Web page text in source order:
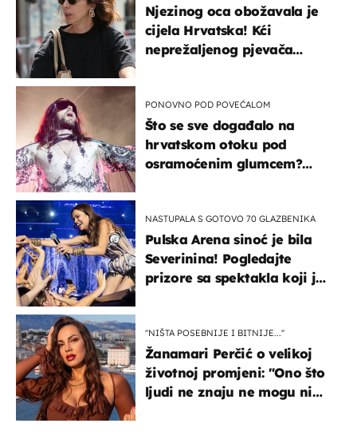
Njezinog oca obožavala je
cijela Hrvatska! Kći
neprežaljenog pjevača
PONOVNO POD POVEĆALOM
Što se sve događalo na
hrvatskom otoku pod
osramoćenim glumcem?
NASTUPALA S GOTOVO 70 GLAZBENIKA
Pulska Arena sinoć je bila
Severinina! Pogledajte
prizore sa spektakla koji je
''NIŠTA POSEBNIJE I BITNIJE...''
Žanamari Perčić o velikoj
životnoj promjeni: "Ono što
ljudi ne znaju ne mogu ni